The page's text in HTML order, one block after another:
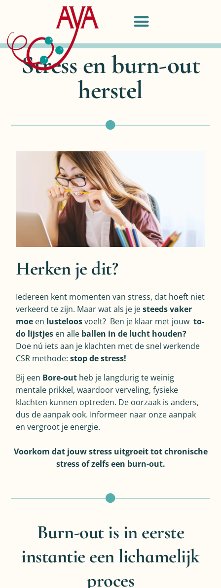
Stress en burn-out
herstel
Herken je dit?
Iedereen kent momenten van stress, dat hoeft niet
verkeerd te zijn. Maar wat als je jesteeds vaker
moe en lusteloosvoelt? Ben je klaar met jouwto-
do lijstjes en alle ballen in de lucht houden?
Doe nú iets aan je klachten met de snel werkende
CSR methode:stop de stress!
Bij een Bore-out heb je langdurig te weinig
mentale prikkel, waardoor verveling, fysieke
klachten kunnen optreden. De oorzaak is anders,
dus de aanpak ook. Informeer naar onze aanpak
en vergroot je energie.
Voorkom dat jouw stress uitgroeit tot chronische
stress of zelfs een burn-out.
Burn-out is in eerste
instantie een lichamelijk
proces